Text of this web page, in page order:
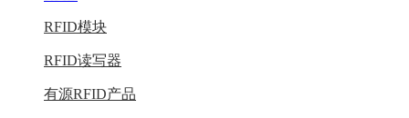
RFID模块
RFID读写器
有源RFID产品